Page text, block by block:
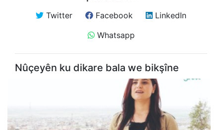
Twitter Facebook
LinkedIn
Whatsapp
Nûçeyên ku dikare bala we bikşîne